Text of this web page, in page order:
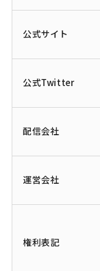
公式サイト
公式Twitter
配信会社
運営会社
権利表記